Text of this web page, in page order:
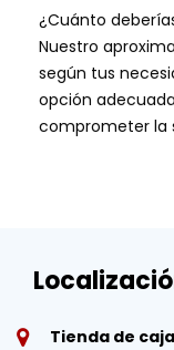
¿Cuánto
Nuestro
según tus
opción
comprometer la
Tienda de